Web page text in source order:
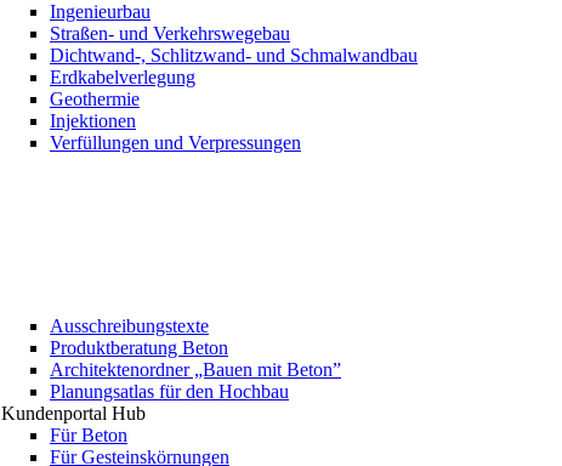
Ingenieurbau
Straßen- und Verkehrswegebau
Dichtwand-, Schlitzwand- und Schmalwandbau
Erdkabelverlegung
Geothermie
Injektionen
Verfüllungen und Verpressungen
Ausschreibungstexte
Produktberatung Beton
Architektenordner „Bauen mit Beton”
Planungsatlas für den Hochbau
Kundenportal Hub
Für Beton
Für Gesteinskörnungen